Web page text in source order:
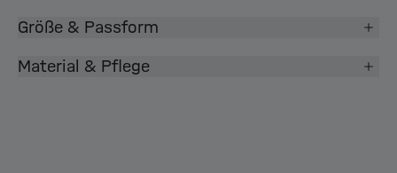
Größe & Passform
Material & Pflege